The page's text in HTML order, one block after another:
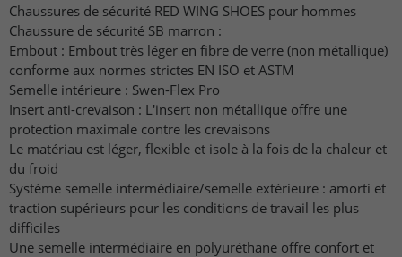
Chaussures de sécurité RED WING SHOES pour hommes
Chaussure de sécurité SB marron :
Embout : Embout très léger en fibre de verre (non métallique)
conforme aux normes strictes EN ISO et ASTM
Semelle intérieure : Swen-Flex Pro
Insert anti-crevaison : L'insert non métallique offre une
protection maximale contre les crevaisons
Le matériau est léger, flexible et isole à la fois de la chaleur et
du froid
Système semelle intermédiaire/semelle extérieure : amorti et
traction supérieurs pour les conditions de travail les plus
difficiles
Une semelle intermédiaire en polyuréthane offre confort et